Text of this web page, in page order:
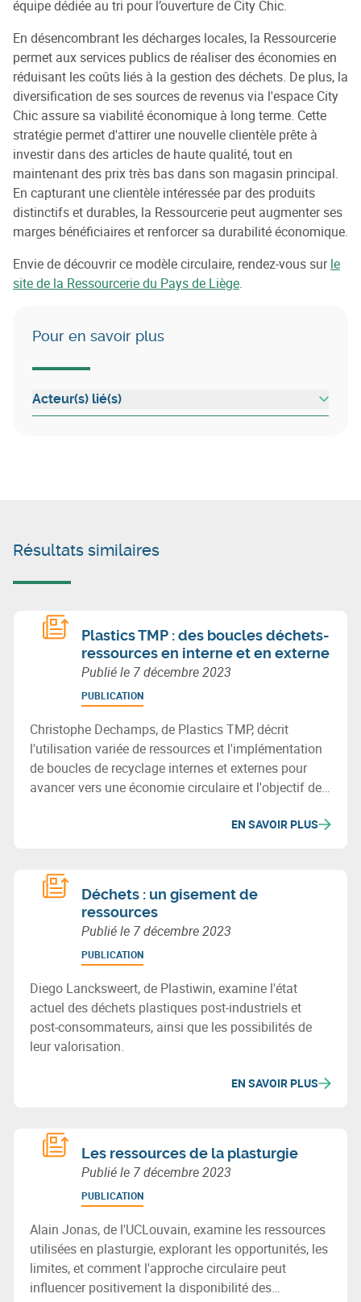
équipe dédiée au tri pour l’ouverture de City Chic.
En désencombrant les décharges locales, la Ressourcerie
permet aux services publics de réaliser des économies en
réduisant les coûts liés à la gestion des déchets. De plus, la
diversification de ses sources de revenus via l'espace City
Chic assure sa viabilité économique à long terme. Cette
stratégie permet d'attirer une nouvelle clientèle prête à
investir dans des articles de haute qualité, tout en
maintenant des prix très bas dans son magasin principal.
En capturant une clientèle intéressée par des produits
distinctifs et durables, la Ressourcerie peut augmenter ses
marges bénéficiaires et renforcer sa durabilité économique.
Envie de découvrir ce modèle circulaire, rendez-vous surle
site de la Ressourcerie du Pays de Liège.
Pour en savoir plus
Acteur(s) lié(s)
Résultats similaires
Plastics TMP : des boucles déchets-
ressources en interne et en externe
Publié le 7 décembre 2023
PUBLICATION
Christophe Dechamps, de Plastics TMP, décrit
l'utilisation variée de ressources et l'implémentation
de boucles de recyclage internes et externes pour
avancer vers une économie circulaire et l'objectif de
EN SAVOIR PLUS
Déchets : un gisement de
ressources
Publié le 7 décembre 2023
PUBLICATION
Diego Lancksweert, de Plastiwin, examine l'état
actuel des déchets plastiques post-industriels et
post-consommateurs, ainsi que les possibilités de
leur valorisation.
EN SAVOIR PLUS
Les ressources de la plasturgie
Publié le 7 décembre 2023
PUBLICATION
Alain Jonas, de l'UCLouvain, examine les ressources
utilisées en plasturgie, explorant les opportunités, les
limites, et comment l'approche circulaire peut
influencer positivement la disponibilité des